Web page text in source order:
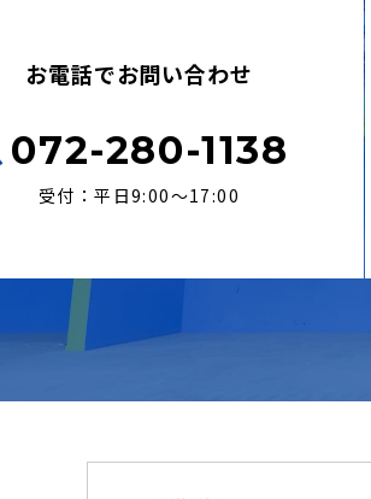
お電話でお問い合わせ
072-280-1138
受付：平日9:00〜17:00